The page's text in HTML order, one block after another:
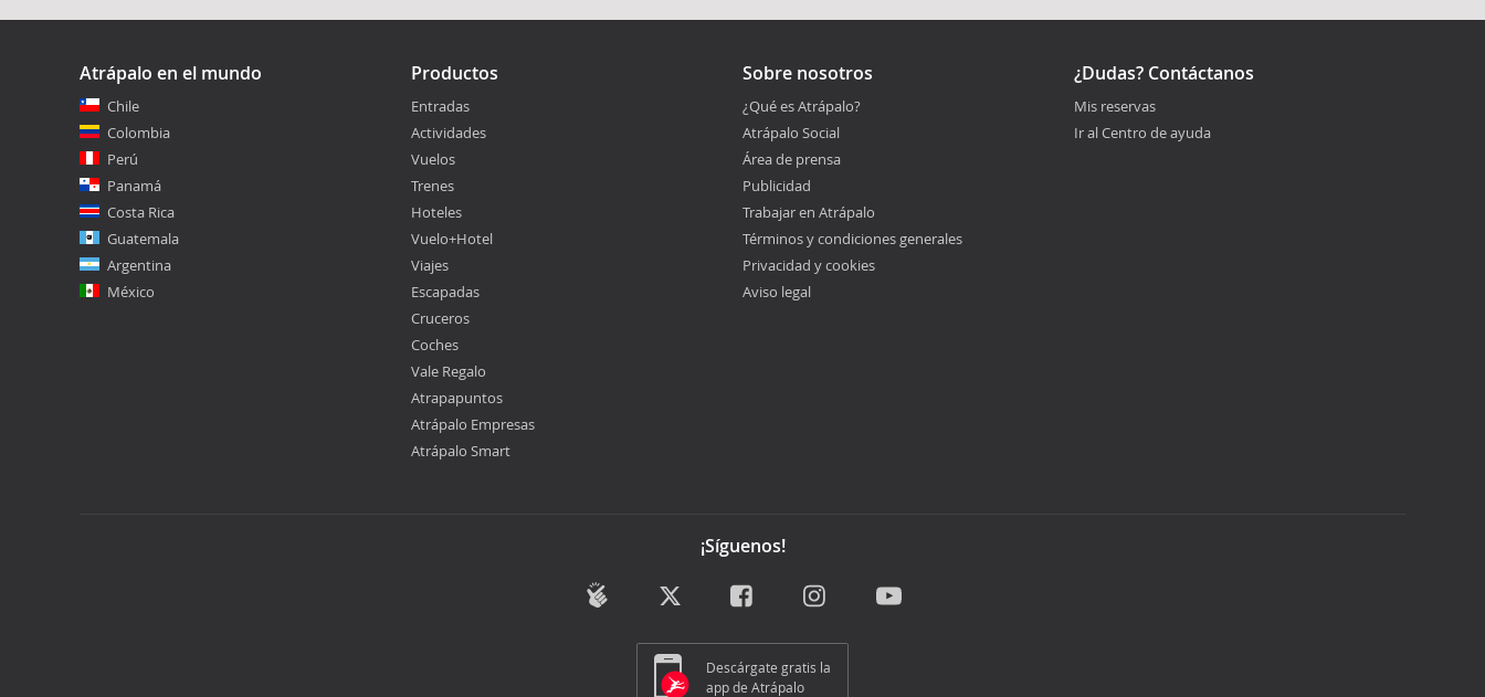
Atrápalo en el mundo
Chile
Colombia
Perú
Panamá
Costa Rica
Guatemala
Argentina
México
Productos
Entradas
Actividades
Vuelos
Trenes
Hoteles
Vuelo+Hotel
Viajes
Escapadas
Cruceros
Coches
Vale Regalo
Atrapapuntos
Atrápalo Empresas
Atrápalo Smart
Sobre nosotros
¿Qué es Atrápalo?
Atrápalo Social
Área de prensa
Publicidad
Trabajar en Atrápalo
Términos y condiciones generales
Privacidad y cookies
Aviso legal
¿Dudas? Contáctanos
Mis reservas
Ir al Centro de ayuda
¡Síguenos!
Descárgate gratis la
app de Atrápalo